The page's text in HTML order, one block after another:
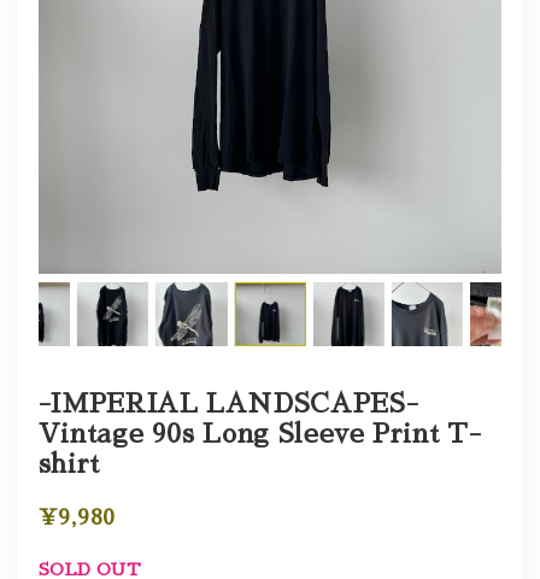
-IMPERIAL LANDSCAPES-
Vintage 90s Long Sleeve Print T-
shirt
¥9,980
SOLD OUT